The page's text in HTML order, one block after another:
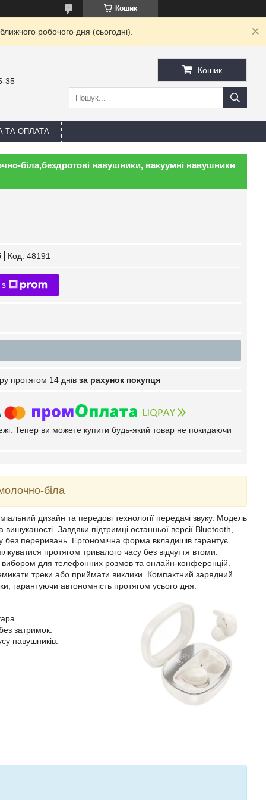
Кошик
робочого дня (сьогодні).
35
Кошик
ТА ОПЛАТА
біла,бездротові навушники, вакуумні навушники
Код: 48191
протягом 14 днів за рахунок покупця
Тепер ви можете купити будь-який товар не покидаючи
біла
дизайн та передові технології передачі звуку. Модель
Завдяки підтримці останньої версії Bluetooth,
переривань. Ергономічна форма вкладишів гарантує
протягом тривалого часу без відчуття втоми.
вибором для телефонних розмов та онлайн-конференцій.
треки або приймати виклики. Компактний зарядний
гарантуючи автономність протягом усього дня.
затримок.
навушників.